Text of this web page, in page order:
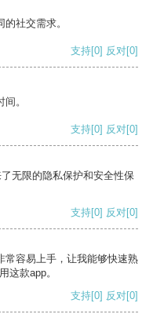
社交需求。
支持[0] 反对[0]
。
支持[0] 反对[0]
无限的隐私保护和安全性保
支持[0] 反对[0]
常容易上手，让我能够快速熟
这款app。
支持[0] 反对[0]